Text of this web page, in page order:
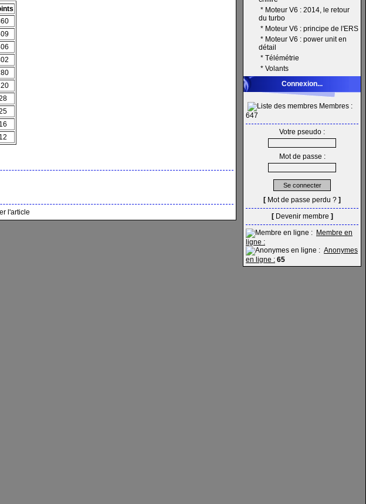
16
12
l'article
* Moteur V6 : 2014, le retour
du turbo
* Moteur V6 : principe de l'ERS
* Moteur V6 : power unit en
détail
* Télémétrie
* Volants
Connexion...
Membres :
647
Votre pseudo :
Mot de passe :
[ Mot de passe perdu ? ]
[ Devenir membre ]
Membre en
ligne :
Anonymes
en ligne : 65